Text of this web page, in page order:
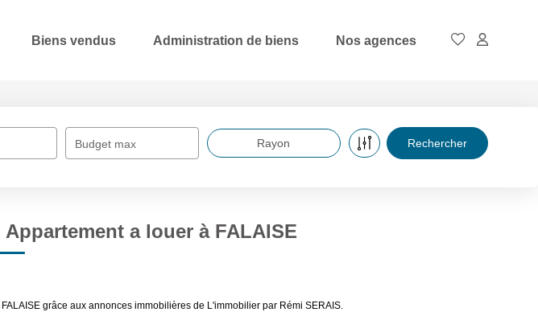
Biens vendus Administration de biens Nos agences
Budget max Rayon
a louer à FALAISE
grâce aux annonces immobilières de L'immobilier par Rémi SERAIS.